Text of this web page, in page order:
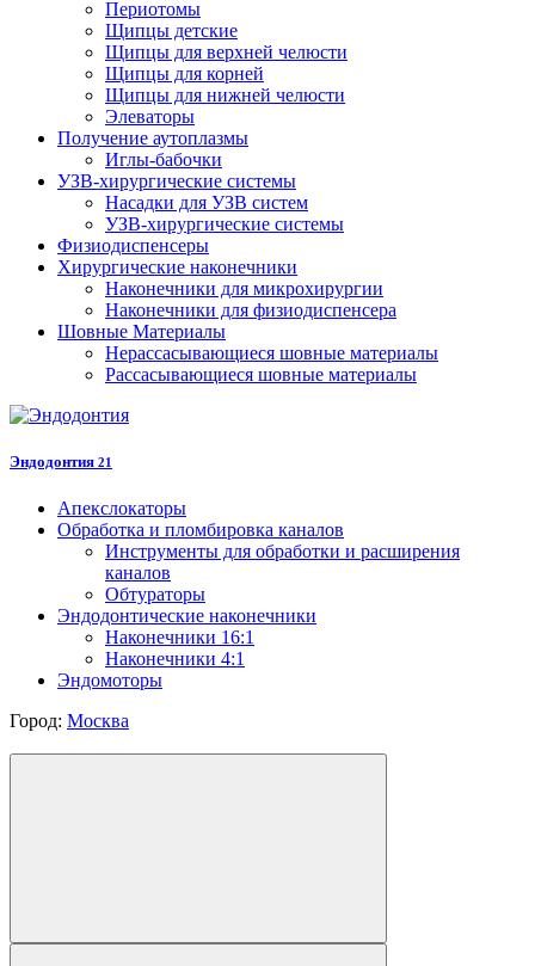
Периотомы
Щипцы детские
Щипцы для верхней челюсти
Щипцы для корней
Щипцы для нижней челюсти
Элеваторы
Получение аутоплазмы
Иглы-бабочки
УЗВ-хирургические системы
Насадки для УЗВ систем
УЗВ-хирургические системы
Физиодиспенсеры
Хирургические наконечники
Наконечники для микрохирургии
Наконечники для физиодиспенсера
Шовные Материалы
Нерассасывающиеся шовные материалы
Рассасывающиеся шовные материалы
Эндодонтия 21
Апекслокаторы
Обработка и пломбировка каналов
Инструменты для обработки и расширения
каналов
Обтураторы
Эндодонтические наконечники
Наконечники 16:1
Наконечники 4:1
Эндомоторы
Город: Москва